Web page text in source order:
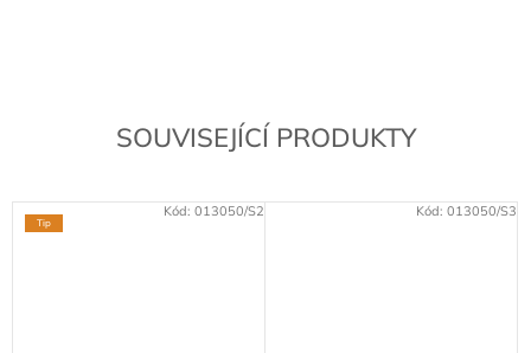
SOUVISEJÍCÍ PRODUKTY
Tip
Kód: 013050/S2 Kód: 013050/S3